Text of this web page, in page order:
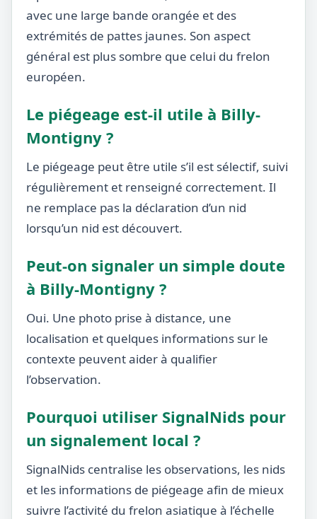
avec une large bande orangée et des
extrémités de pattes jaunes. Son aspect
général est plus sombre que celui du frelon
européen.
Le piégeage est-il utile à Billy-
Montigny ?
Le piégeage peut être utile s’il est sélectif, suivi
régulièrement et renseigné correctement. Il
ne remplace pas la déclaration d’un nid
lorsqu’un nid est découvert.
Peut-on signaler un simple doute
à Billy-Montigny ?
Oui. Une photo prise à distance, une
localisation et quelques informations sur le
contexte peuvent aider à qualifier
l’observation.
Pourquoi utiliser SignalNids pour
un signalement local ?
SignalNids centralise les observations, les nids
et les informations de piégeage afin de mieux
suivre l’activité du frelon asiatique à l’échelle